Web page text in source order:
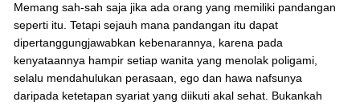
Memang sah-sah saja jika ada orang yang memiliki pandangan
seperti itu. Tetapi sejauh mana pandangan itu dapat
dipertanggungjawabkan kebenarannya, karena pada
kenyataannya hampir setiap wanita yang menolak poligami,
selalu mendahulukan perasaan, ego dan hawa nafsunya
daripada ketetapan syariat yang diikuti akal sehat. Bukankah